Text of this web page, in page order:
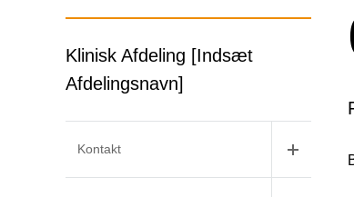
Klinisk Afdeling [Indsæt
Afdelingsnavn]
Kontakt